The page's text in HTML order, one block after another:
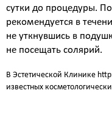
сутки до процедуры.
рекомендуется в
не уткнувшись в
не посещать солярий.
В Эстетической Клинике
известных